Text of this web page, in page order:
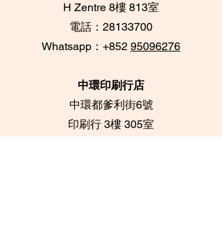
​H Zentre 8樓 813室
電話：28133700
​Whatsapp：+852 95096276
中環印刷行店
中環都爹利街6號
​印刷行 3樓 305室